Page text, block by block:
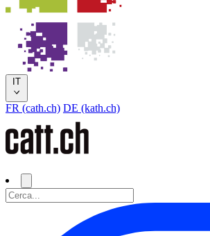
IT
FR (cath.ch) DE (kath.ch)